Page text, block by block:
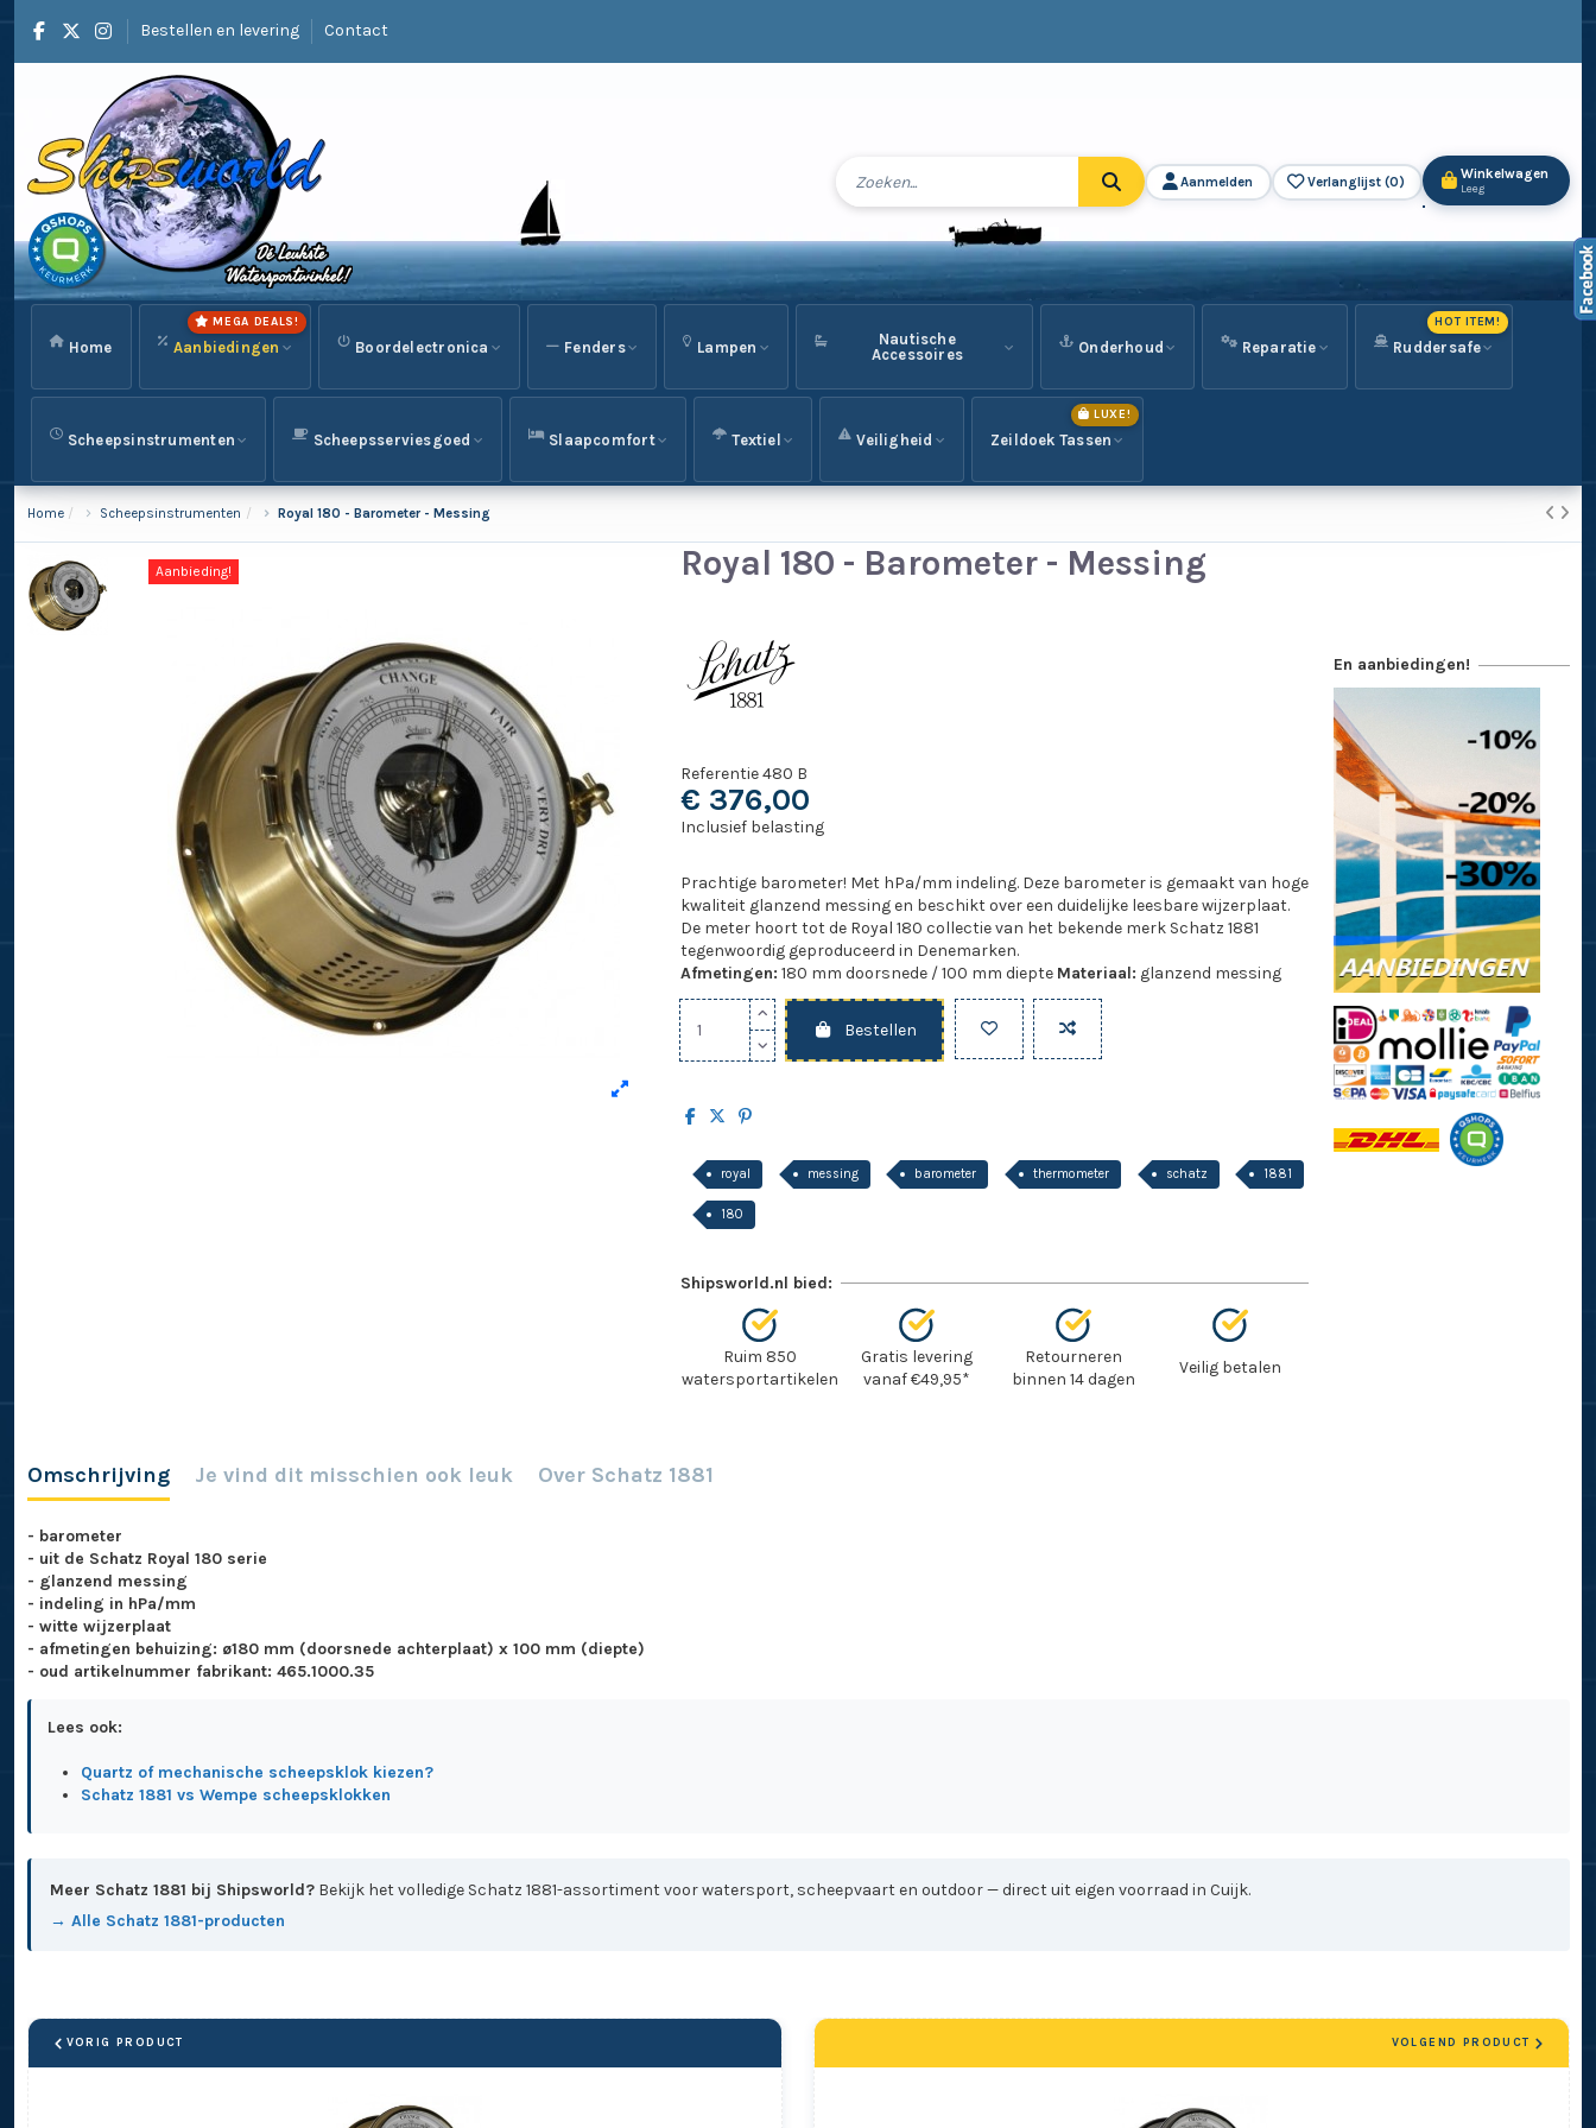
Bestellen en levering Contact
Aanmelden Verlanglijst (0) Winkelwagen
Leeg
Home Aanbiedingen
MEGA DEALS!
Boordelectronica Fenders Lampen
Nautische
Accessoires
Onderhoud Reparatie Ruddersafe
HOT ITEM!
Scheepsinstrumenten Scheepsserviesgoed Slaapcomfort Textiel Veiligheid Zeildoek Tassen
LUXE!
Home Scheepsinstrumenten Royal 180 - Barometer - Messing
Aanbieding! Royal 180 - Barometer - Messing
Referentie 480 B
€ 376,00
Inclusief belasting
Prachtige barometer! Met hPa/mm indeling. Deze barometer is gemaakt van hoge
kwaliteit glanzend messing en beschikt over een duidelijke leesbare wijzerplaat.
De meter hoort tot de Royal 180 collectie van het bekende merk Schatz 1881
tegenwoordig geproduceerd in Denemarken.
Afmetingen: 180 mm doorsnede / 100 mm diepte Materiaal: glanzend messing
Bestellen
royal messing barometer thermometer schatz 1881
180
Shipsworld.nl bied:
Ruim 850
watersportartikelen
Gratis levering
vanaf €49,95*
Retourneren
binnen 14 dagen
Veilig betalen
En aanbiedingen!
Omschrijving Je vind dit misschien ook leuk Over Schatz 1881
- barometer
- uit de Schatz Royal 180 serie
- glanzend messing
- indeling in hPa/mm
- witte wijzerplaat
- afmetingen behuizing: ø180 mm (doorsnede achterplaat) x 100 mm (diepte)
- oud artikelnummer fabrikant: 465.1000.35
Lees ook:
Quartz of mechanische scheepsklok kiezen?
Schatz 1881 vs Wempe scheepsklokken
Meer Schatz 1881 bij Shipsworld? Bekijk het volledige Schatz 1881-assortiment voor watersport, scheepvaart en outdoor — direct uit eigen voorraad in Cuijk.
→ Alle Schatz 1881-producten
VORIG PRODUCT VOLGEND PRODUCT